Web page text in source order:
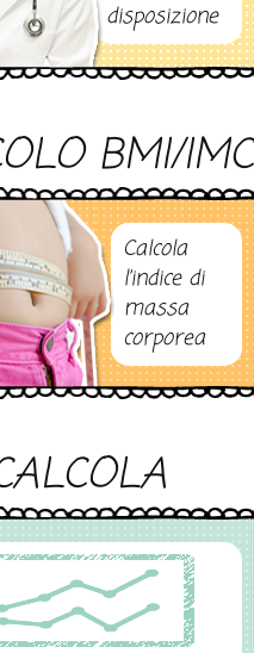
disposizione
BMI/IMC
Calcola
l’indice di
massa
corporea